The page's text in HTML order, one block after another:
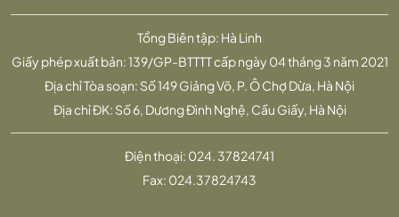
Tổng Biên tập: Hà Linh
Giấy phép xuất bản: 139/GP-BTTTT cấp ngày 04 tháng 3 năm 2021
Địa chỉ Tòa soạn: Số 149 Giảng Võ, P. Ô Chợ Dừa, Hà Nội
Địa chỉ ĐK: Số 6, Dương Đình Nghệ, Cầu Giấy, Hà Nội
Điện thoại: 024. 37824741
Fax: 024.37824743